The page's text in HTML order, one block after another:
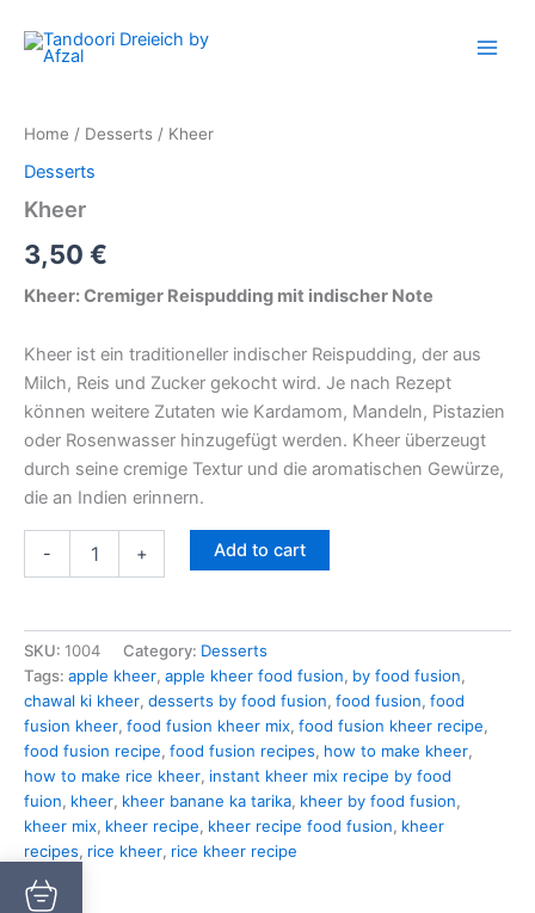
Home / Desserts / Kheer
Desserts
Kheer
3,50 €
Kheer: Cremiger Reispudding mit indischer Note
Kheer ist ein traditioneller indischer Reispudding, der aus
Milch, Reis und Zucker gekocht wird. Je nach Rezept
können weitere Zutaten wie Kardamom, Mandeln, Pistazien
oder Rosenwasser hinzugefügt werden. Kheer überzeugt
durch seine cremige Textur und die aromatischen Gewürze,
die an Indien erinnern.
-
quantity
+ Add to cart
SKU: 1004 Category: Desserts
Tags: apple kheer, apple kheer food fusion, by food fusion,
chawal ki kheer, desserts by food fusion, food fusion, food
fusion kheer, food fusion kheer mix, food fusion kheer recipe,
food fusion recipe, food fusion recipes, how to make kheer,
how to make rice kheer, instant kheer mix recipe by food
fuion, kheer, kheer banane ka tarika, kheer by food fusion,
kheer mix, kheer recipe, kheer recipe food fusion, kheer
recipes, rice kheer, rice kheer recipe